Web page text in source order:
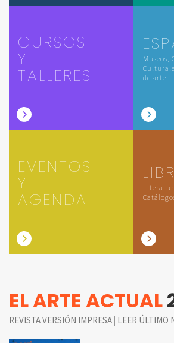
CURSOS
Y
TALLERES
Museos,
de arte
EVENTOS
Y
AGENDA
EL ARTE ACTUAL
REVISTA VERSIÓN IMPRESA | LEER ÚLTIMO